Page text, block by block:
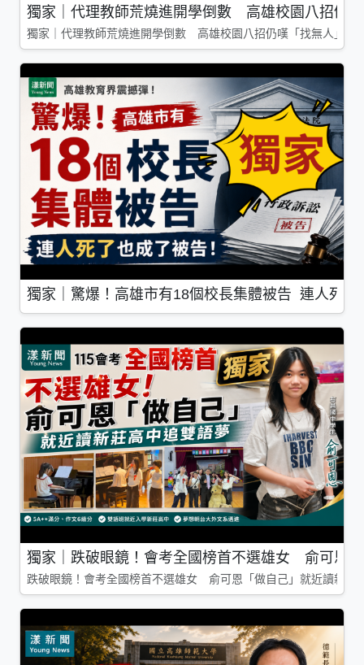
獨家｜代理教師荒燒進開學倒數 高雄校園八招仍
獨家｜代理教師荒燒進開學倒數 高雄校園八招仍嘆「找無人」
獨家｜驚爆！高雄市有18個校長集體被告 連人死了
獨家｜跌破眼鏡！會考全國榜首不選雄女 俞可恩
跌破眼鏡！會考全國榜首不選雄女 俞可恩「做自己」就近讀新莊